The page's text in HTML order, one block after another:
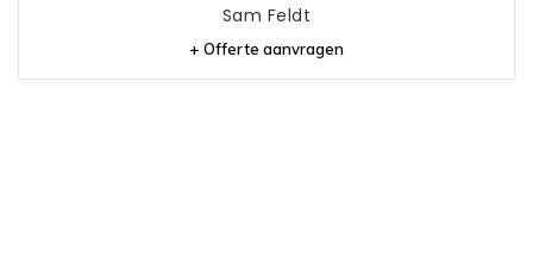
Sam Feldt
+ Offerte aanvragen